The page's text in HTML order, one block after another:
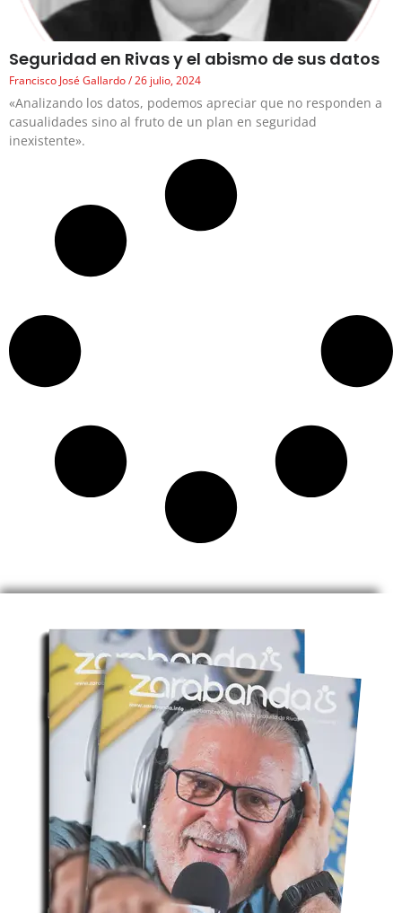
Seguridad en Rivas y el abismo de sus datos
Francisco José Gallardo 26 julio, 2024
«Analizando los datos, podemos apreciar que no responden a
casualidades sino al fruto de un plan en seguridad
inexistente».